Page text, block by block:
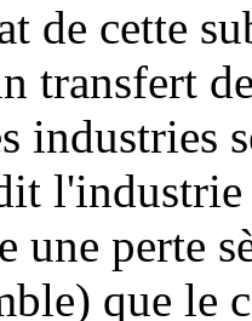
de cette
transfert
industries
une perte
que le